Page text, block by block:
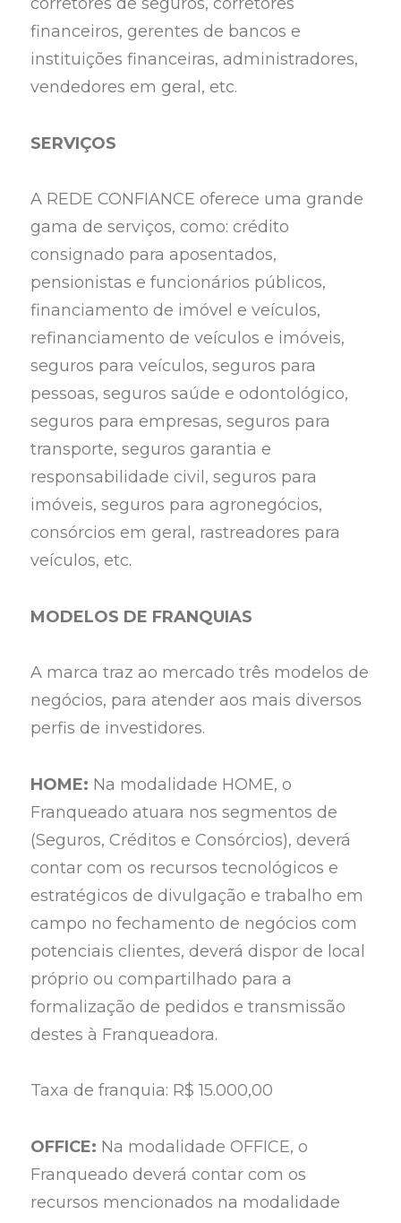
financeiros, gerentes de bancos e
instituições financeiras, administradores,
vendedores em geral, etc.
SERVIÇOS
A REDE CONFIANCE oferece uma grande
gama de serviços, como: crédito
consignado para aposentados,
pensionistas e funcionários públicos,
financiamento de imóvel e veículos,
refinanciamento de veículos e imóveis,
seguros para veículos, seguros para
pessoas, seguros saúde e odontológico,
seguros para empresas, seguros para
transporte, seguros garantia e
responsabilidade civil, seguros para
imóveis, seguros para agronegócios,
consórcios em geral, rastreadores para
veículos, etc.
MODELOS DE FRANQUIAS
A marca traz ao mercado três modelos de
negócios, para atender aos mais diversos
perfis de investidores.
HOME: Na modalidade HOME, o
Franqueado atuara nos segmentos de
(Seguros, Créditos e Consórcios), deverá
contar com os recursos tecnológicos e
estratégicos de divulgação e trabalho em
campo no fechamento de negócios com
potenciais clientes, deverá dispor de local
próprio ou compartilhado para a
formalização de pedidos e transmissão
destes à Franqueadora.
Taxa de franquia: R$ 15.000,00
OFFICE: Na modalidade OFFICE, o
Franqueado deverá contar com os
recursos mencionados na modalidade